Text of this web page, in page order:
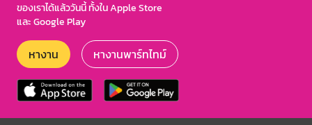
ของเราได้แล้ววันนี้ ทั้งใน Apple Store
และ Google Play
หางาน หางานพาร์ทไทม์